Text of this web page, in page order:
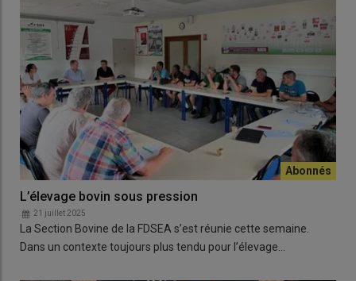
L’élevage bovin sous pression
21 juillet 2025
La Section Bovine de la FDSEA s’est réunie cette semaine.
Dans un contexte toujours plus tendu pour l’élevage…